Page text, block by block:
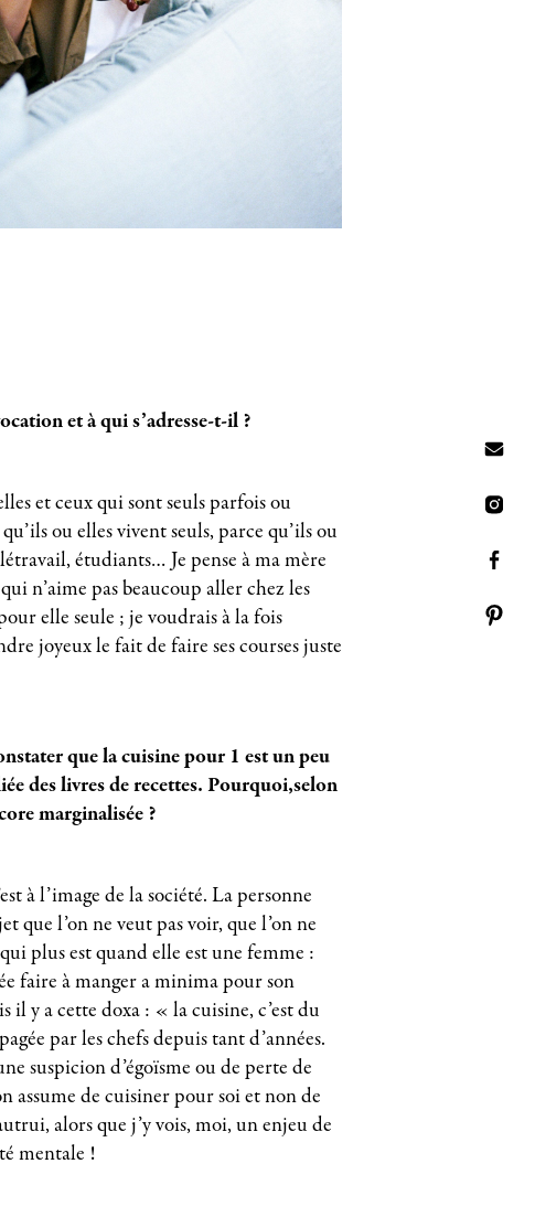
et à qui s’adresse-t-il ?
et ceux qui sont seuls parfois ou
ou elles vivent seuls, parce qu’ils ou
étudiants… Je pense à ma mère
n’aime pas beaucoup aller chez les
elle seule ; je voudrais à la fois
joyeux le fait de faire ses courses juste
que la cuisine pour 1 est un peu
des livres de recettes. Pourquoi,selon
marginalisée ?
à l’image de la société. La personne
que l’on ne veut pas voir, que l’on ne
plus est quand elle est une femme :
faire à manger a minima pour son
il y a cette doxa : « la cuisine, c’est du
par les chefs depuis tant d’années.
suspicion d’égoïsme ou de perte de
assume de cuisiner pour soi et non de
alors que j’y vois, moi, un enjeu de
mentale !